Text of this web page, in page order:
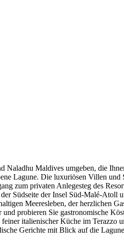
Maldives umgeben, die
Lagune. Die luxuriösen Villen
zum privaten Anlegesteg des
Südseite der Insel Süd-Malé-Atoll
Meeresleben, der herzlichen
probieren Sie gastronomische
italienischer Küche im Terazzo
Gerichte mit Blick auf die